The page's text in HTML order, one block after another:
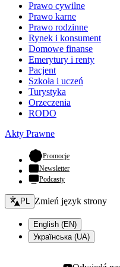
Prawo cywilne
Prawo karne
Prawo rodzinne
Rynek i konsument
Domowe finanse
Emerytury i renty
Pacjent
Szkoła i uczeń
Turystyka
Orzeczenia
RODO
Akty Prawne
Promocje- otwiera się w
Newsletter
Podcasty
Zmień język - bieżący:
PL Zmień język strony
English (EN)
Українська (UA)